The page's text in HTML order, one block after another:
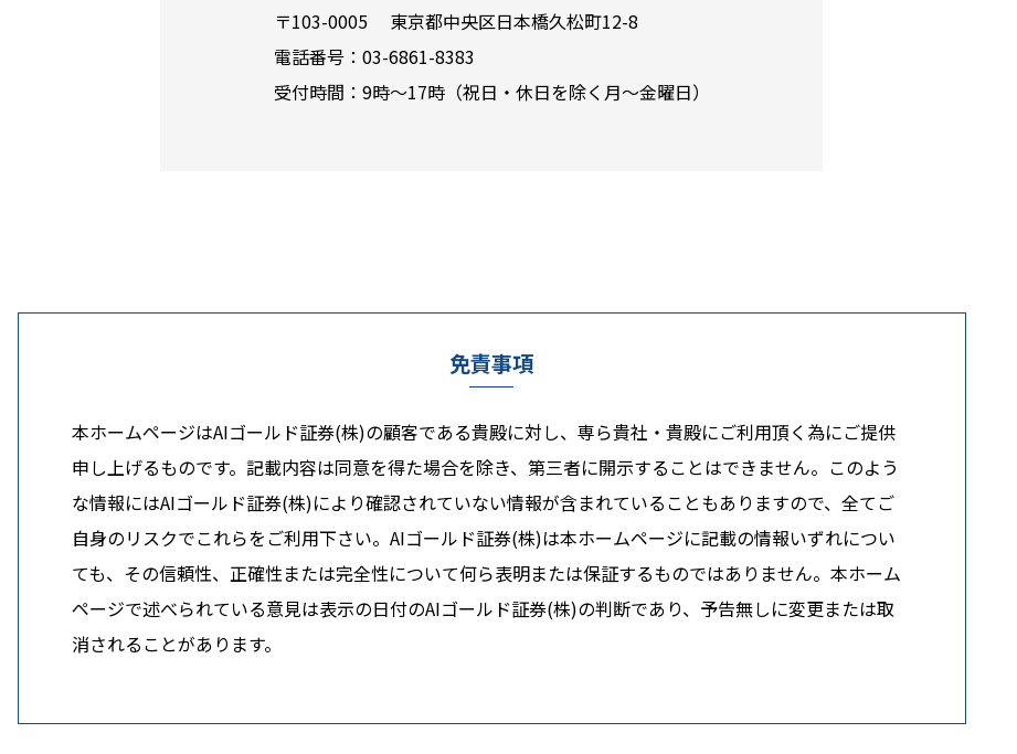
〒103-0005 東京都中央区日本橋久松町12-8
電話番号：03-6861-8383
受付時間：9時～17時（祝日・休日を除く月～金曜日）
免責事項
本ホームページはAIゴールド証券(株)の顧客である貴殿に対し、専ら貴社・貴殿にご利用頂く為にご提供
申し上げるものです。記載内容は同意を得た場合を除き、第三者に開示することはできません。このよう
な情報にはAIゴールド証券(株)により確認されていない情報が含まれていることもありますので、全てご
自身のリスクでこれらをご利用下さい。AIゴールド証券(株)は本ホームページに記載の情報いずれについ
ても、その信頼性、正確性または完全性について何ら表明または保証するものではありません。本ホーム
ページで述べられている意見は表示の日付のAIゴールド証券(株)の判断であり、予告無しに変更または取
消されることがあります。